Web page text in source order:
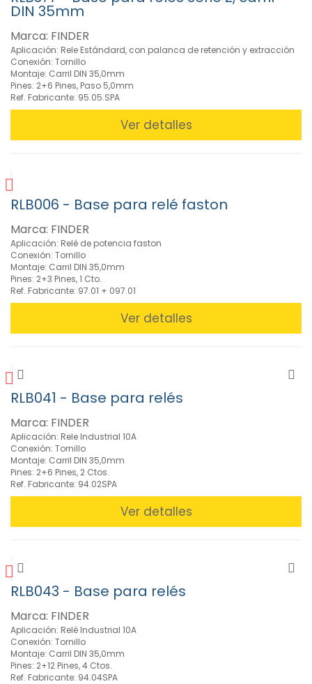
(7)
Serie
NP
1-
2-
3Ctos
10A
Relé
6A
(7)
Relé
ultra
fino
Cto.Impreso
6A
(2)
»
Termostatos
»
Varistores
(2)
»
Ventiladores
BUSCADOR
CARACTERISTICAS
DIN 35mm
Marca: FINDER
Aplicación: Rele Estándard, con palanca de retención y extracción
Conexión: Tornillo
Montaje: Carril DIN 35,0mm
Pines: 2+6 Pines, Paso 5,0mm
Ref. Fabricante: 95.05.SPA
Ver detalles
RLB006 - Base para relé faston
Marca: FINDER
Aplicación: Relé de potencia faston
Conexión: Tornillo
Montaje: Carril DIN 35,0mm
Pines: 2+3 Pines, 1 Cto.
Ref. Fabricante: 97.01 + 097.01
Ver detalles
RLB041 - Base para relés
Marca: FINDER
Aplicación: Rele Industrial 10A
Conexión: Tornillo
Montaje: Carril DIN 35,0mm
Pines: 2+6 Pines, 2 Ctos.
Ref. Fabricante: 94.02SPA
Ver detalles
RLB043 - Base para relés
Marca: FINDER
Aplicación: Relé Industrial 10A
Conexión: Tornillo
Montaje: Carril DIN 35,0mm
Pines: 2+12 Pines, 4 Ctos.
Ref. Fabricante: 94.04SPA